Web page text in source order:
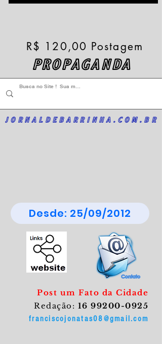
PROPAGANDA
R$ 120,00 Postagem
JORNALDEBARRINHA.COM.BR
Desde: 25/09/2012
Post um Fato da Cidade
Redação: 16 99200-0925
franciscojonatas08@gmail.com